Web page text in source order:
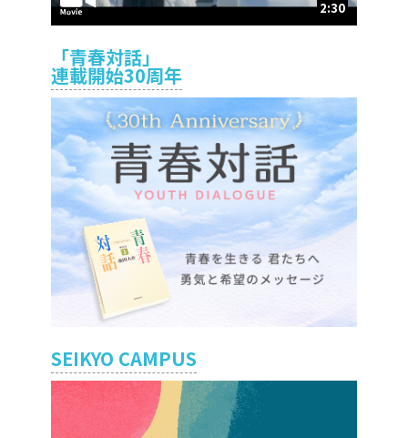
2:30
「青春対話」
連載開始30周年
SEIKYO CAMPUS